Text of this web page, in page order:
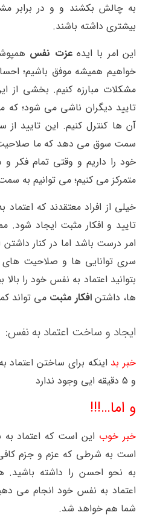
به چالش بکشند و و در برابر
بیشتری داشته باشند.
این امر با ایدهعزت نفس
خواهیم همیشه موفق باشیم؛
مشکلات مبارزه کنیم. بخشی از
تایید دیگران ناشی می شود؛ که
آن ها کنترل کنیم. این تایید از
سمت سوق می دهد که ما صلاحیت
خود را داریم و وقتی تمام فکر
متمرکز می کنیم؛ می توانیم به
خیلی از افراد معتقدند که
تایید و افکار مثبت ایجاد
امر درست باشد اما در کنار
سری توانایی ها و صلاحیت
بتوانید اعتماد به نفس خود را بالا
ها، داشتن افکار مثبت می تواند
ایجاد و ساخت اعتماد به نفس:
خبر بد اینکه برای ساختن
و 5 دقیقه ایی وجود ندارد
و اما…!!!
خبر خوب این است که اعتماد به
است به شرطی که عزم و جزم
به نحو احسن را داشته باشید.
اعتماد به نفس خود انجام می
شما هم خواهد شد.